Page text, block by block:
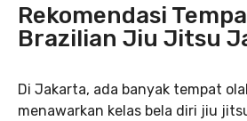
Rekomendasi
Brazilian Jiu Jitsu
Di Jakarta, ada banyak tempat
menawarkan kelas bela diri jiu